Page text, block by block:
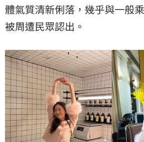
體氣質清新俐落，幾乎與一般
被周遭民眾認出。